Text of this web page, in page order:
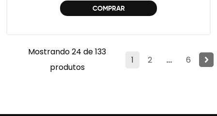
COMPRAR
1 2 ... 6
Mostrando 24 de 133
produtos